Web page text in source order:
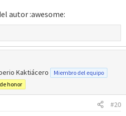
autor :awesome:
Kaktiácero
Miembro del equipo
honor
#20